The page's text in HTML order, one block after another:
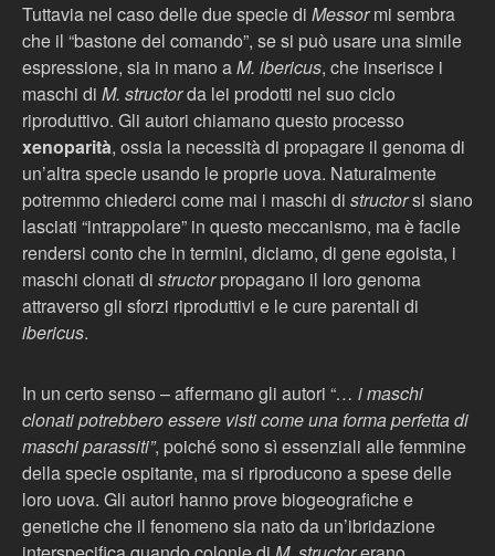
Tuttavia nel caso delle due specie di Messormi sembra
che il “bastone del comando”, se si può usare una simile
espressione, sia in mano aM. ibericus, che inserisce i
maschi di M. structorda lei prodotti nel suo ciclo
riproduttivo. Gli autori chiamano questo processo
xenoparità, ossia la necessità di propagare il genoma di
un’altra specie usando le proprie uova. Naturalmente
potremmo chiederci come mai i maschi di structorsi siano
lasciati “intrappolare” in questo meccanismo, ma è facile
rendersi conto che in termini, diciamo, di gene egoista, i
maschi clonati di structorpropagano il loro genoma
attraverso gli sforzi riproduttivi e le cure parentali di
ibericus.
In un certo senso – affermano gli autori “… i maschi
clonati potrebbero essere visti come una forma perfetta di
maschi parassiti”, poiché sono sì essenziali alle femmine
della specie ospitante, ma si riproducono a spese delle
loro uova. Gli autori hanno prove biogeografiche e
genetiche che il fenomeno sia nato da un’ibridazione